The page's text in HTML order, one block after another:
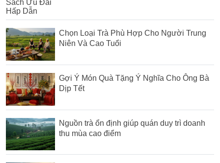
Chọn Loại Trà Phù Hợp Cho Người Trung
Niên Và Cao Tuổi
Gợi Ý Món Quà Tặng Ý Nghĩa Cho Ông Bà
Dịp Tết
Nguồn trà ổn định giúp quán duy trì doanh
thu mùa cao điểm